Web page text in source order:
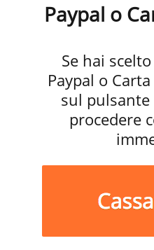
Paypal o
Se hai
Paypal o
sul
procedere